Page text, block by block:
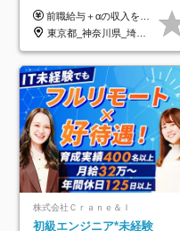
UP保証｜年休140日｜在宅
利用率9割｜独立支援・副業
制度
前職給与＋αの収入を保証 月給42万円～120万円＋各種手当＋賞与 給与基準が明確かつ高還元です。 一人ひとりが安定した環境のもと、長く活躍できる職場を目指しています。 ※平均年収650万円 ・還元率83％ ・各種手当について 職能手当／職務手当／資格手当／営業手当 など ※前職での経験・能力、給与などを考慮の上、当社規定により優遇いたします ※試用期間あり（3ヶ月／期間中の条件に変動はありません） ※上記金額には固定残業代（78,948円～225,564円/月30時間分）を含みます 超過分は別途全額支給いたします ・年収UPを保証 過去には転職時に〈年収200万円UP〉したエンジニアも在籍しています。入社時だけでなく、入社後も安心の給与水準で働ける環境です。キャリアや技術力が正当に評価されていないと感じていたら、一度面接でお話ししましょう！ 当社では管理職の人数は最低限にし、無駄な管理をしません。その費用削減分を社員の給与に還元しています！
東京都_神奈川県_埼玉県_千葉県_大阪府_愛知県_北海道_青森県_岩手県_宮城県_秋田県_山形県_福島県_茨城県_栃木県_群馬県_新潟県_山梨県_長野県_富山県_石川県_福井県_静岡県_岐阜県_三重県_兵庫県_京都府_滋賀県_奈良県_和歌山県_広島県_岡山県_鳥取県_島根県_山口県_徳島県_香川県_愛媛県_高知県_福岡県_熊本県_佐賀県_長崎県_大分県_宮崎県_鹿児島県_沖縄県
株式会社Ｃｒａｎｅ＆Ｉ
初級エンジニア*未経験